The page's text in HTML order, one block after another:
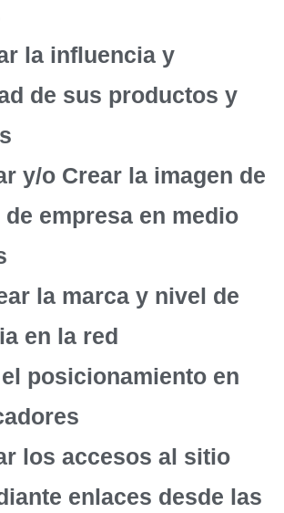
la influencia y
de sus productos y
y/o Crear la imagen de
de empresa en medio
la marca y nivel de
en la red
posicionamiento en
los accesos al sitio
enlaces desde las